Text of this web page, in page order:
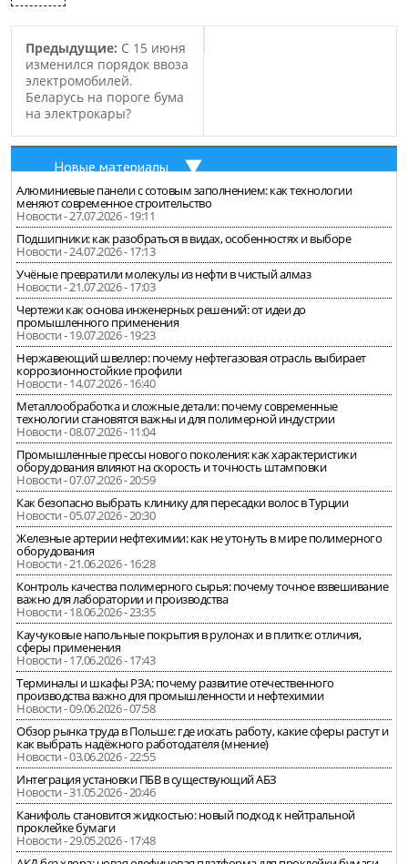
Предыдущие: С 15 июня
изменился порядок ввоза
электромобилей.
Беларусь на пороге бума
на электрокары?
Новые материалы
Алюминиевые панели с сотовым заполнением: как технологии
меняют современное строительство
Новости - 27.07.2026 - 19:11
Подшипники: как разобраться в видах, особенностях и выборе
Новости - 24.07.2026 - 17:13
Учёные превратили молекулы из нефти в чистый алмаз
Новости - 21.07.2026 - 17:03
Чертежи как основа инженерных решений: от идеи до
промышленного применения
Новости - 19.07.2026 - 19:23
Нержавеющий швеллер: почему нефтегазовая отрасль выбирает
коррозионностойкие профили
Новости - 14.07.2026 - 16:40
Металлообработка и сложные детали: почему современные
технологии становятся важны и для полимерной индустрии
Новости - 08.07.2026 - 11:04
Промышленные прессы нового поколения: как характеристики
оборудования влияют на скорость и точность штамповки
Новости - 07.07.2026 - 20:59
Как безопасно выбрать клинику для пересадки волос в Турции
Новости - 05.07.2026 - 20:30
Железные артерии нефтехимии: как не утонуть в мире полимерного
оборудования
Новости - 21.06.2026 - 16:28
Контроль качества полимерного сырья: почему точное взвешивание
важно для лаборатории и производства
Новости - 18.06.2026 - 23:35
Каучуковые напольные покрытия в рулонах и в плитке: отличия,
сферы применения
Новости - 17.06.2026 - 17:43
Терминалы и шкафы РЗА: почему развитие отечественного
производства важно для промышленности и нефтехимии
Новости - 09.06.2026 - 07:58
Обзор рынка труда в Польше: где искать работу, какие сферы растут и
как выбрать надёжного работодателя (мнение)
Новости - 03.06.2026 - 22:55
Интеграция установки ПБВ в существующий АБЗ
Новости - 31.05.2026 - 20:46
Канифоль становится жидкостью: новый подход к нейтральной
проклейке бумаги
Новости - 29.05.2026 - 17:48